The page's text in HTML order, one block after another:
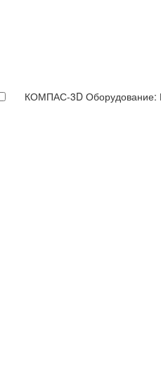
КОМПАС-3D Оборудование: